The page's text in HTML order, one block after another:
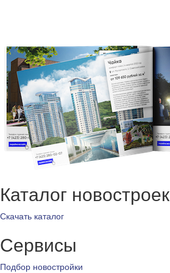
Каталог
Скачать каталог
Сервисы
Подбор новостройки